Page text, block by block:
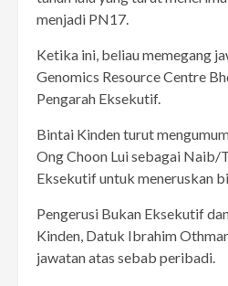
menjadi PN17.
Ketika ini, beliau memegang
Genomics Resource Centre
Pengarah Eksekutif.
Bintai Kinden turut
Ong Choon Lui sebagai Naib/
Eksekutif untuk meneruskan
Pengerusi Bukan Eksekutif
Kinden, Datuk Ibrahim
jawatan atas sebab peribadi.